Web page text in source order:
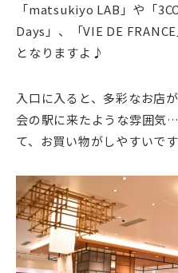
「matsukiyo LAB」や「
Days」、「VIE DE
となりますよ♪
入口に入ると、多彩なお店
会の駅に来たような雰囲気
て、お買い物がしやすいで